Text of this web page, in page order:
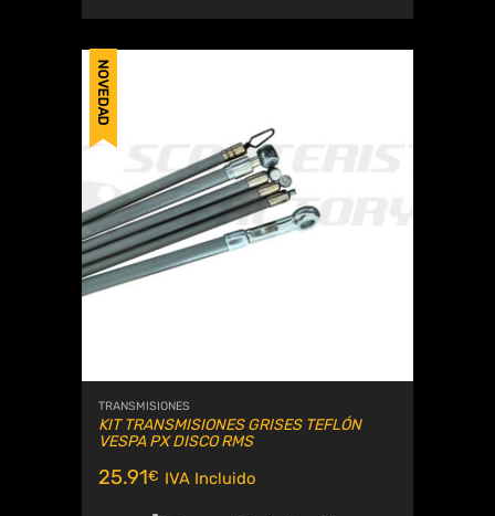
NOVEDAD
TRANSMISIONES
KIT TRANSMISIONES GRISES TEFLÓN
VESPA PX DISCO RMS
25.91€ IVA Incluido